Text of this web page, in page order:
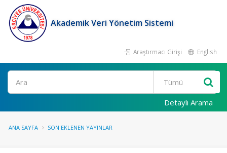
Akademik Veri Yönetim Sistemi
Araştırmacı Girişi English
Ara
Detaylı Arama
ANA SAYFA SON EKLENEN YAYINLAR